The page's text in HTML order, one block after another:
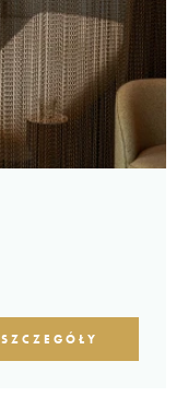
SZCZEGÓŁY